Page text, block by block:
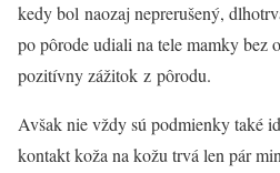
kedy bol naozaj neprerušený,
po pôrode udiali na tele mamky bez
pozitívny zážitok z pôrodu.
Avšak nie vždy sú podmienky také
kontakt koža na kožu trvá len pár